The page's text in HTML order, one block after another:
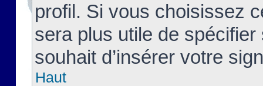
profil. Si vous choisissez
sera plus utile de
souhait d’insérer votre
Haut